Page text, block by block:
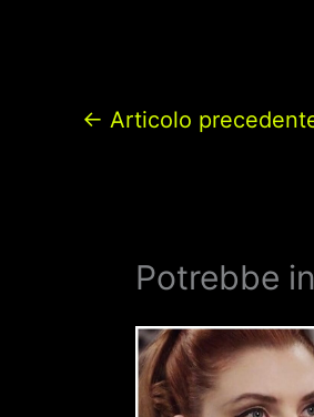
← Articolo
Potrebbe